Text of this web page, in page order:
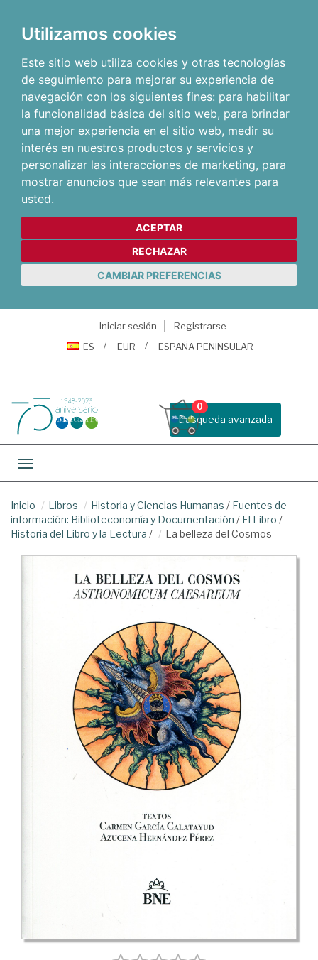
Utilizamos cookies
Este sitio web utiliza cookies y otras tecnologías
de seguimiento para mejorar su experiencia de
navegación con los siguientes fines: para habilitar
la funcionalidad básica del sitio web, para brindar
una mejor experiencia en el sitio web, medir su
interés en nuestros productos y servicios y
personalizar las interacciones de marketing, para
mostrar anuncios que sean más relevantes para
usted.
ACEPTAR
RECHAZAR
CAMBIAR PREFERENCIAS
Iniciar sesión
Registrarse
ES
EUR ESPAÑA PENINSULAR
Busqueda avanzada
0
Toggle navigation
Inicio Libros Historia y Ciencias Humanas / Fuentes de
información: Biblioteconomía y Documentación / El Libro /
Historia del Libro y la Lectura / La belleza del Cosmos